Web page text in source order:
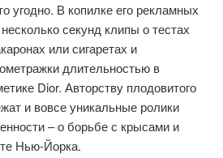
угодно. В копилке его рекламных
секунд клипы о тестах
или сигаретах и
длительностью в
Dior. Авторству плодовитого
и вовсе уникальные ролики
– о борьбе с крысами и
Нью-Йорка.